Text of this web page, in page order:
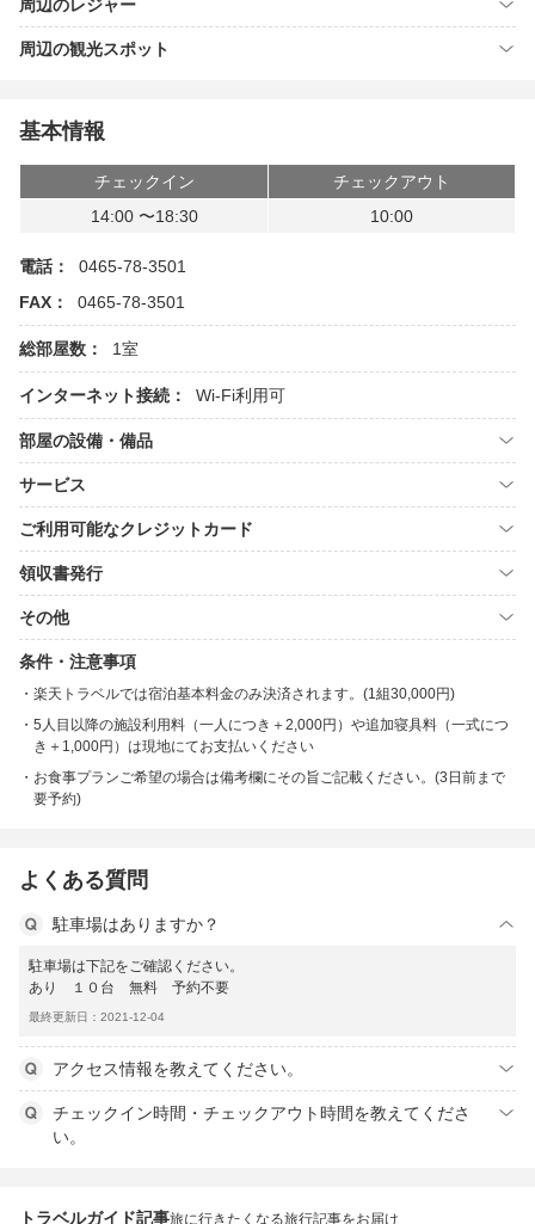
周辺のレジャー
周辺の観光スポット
基本情報
チェックイン
チェックアウト
14:00 〜18:30
10:00
電話：
0465-78-3501
FAX：
0465-78-3501
総部屋数： 1室
インターネット接続： Wi-Fi利用可
部屋の設備・備品
サービス
ご利用可能なクレジットカード
領収書発行
その他
条件・注意事項
楽天トラベルでは宿泊基本料金のみ決済されます。(1組30,000円)
5人目以降の施設利用料（一人につき＋2,000円）や追加寝具料（一式につ
き＋1,000円）は現地にてお支払いください
お食事プランご希望の場合は備考欄にその旨ご記載ください。(3日前まで
要予約)
よくある質問
駐車場はありますか？
駐車場は下記をご確認ください。
あり １０台 無料 予約不要
最終更新日：2021-12-04
アクセス情報を教えてください。
チェックイン時間・チェックアウト時間を教えてくださ
い。
トラベルガイド記事旅に行きたくなる旅行記事をお届け